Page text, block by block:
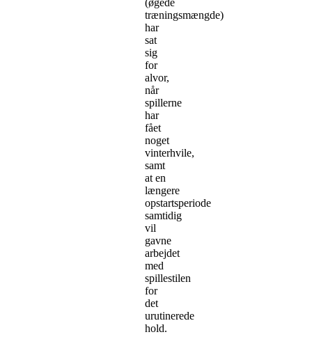
træningsmængde)
har
sat
sig
for
alvor,
når
spillerne
har
fået
noget
vinterhvile,
samt
at en
længere
opstartsperiode
samtidig
vil
gavne
arbejdet
med
spillestilen
for
det
urutinerede
hold.